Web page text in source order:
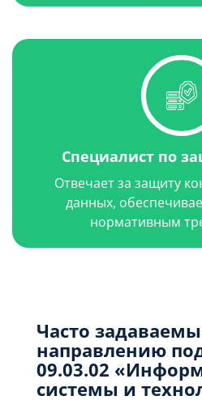
Специалист по
Отвечает за защиту
данных,
нормативным
Часто
направлению
09.03.02
системы и